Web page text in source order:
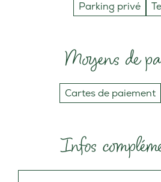
Parking privé
Moyens de
Cartes de paiement
Infos